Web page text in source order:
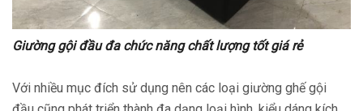
Giường gội đầu đa chức năng chất lượng tốt giá rẻ
Với nhiều mục đích sử dụng nên các loại giường ghế gội